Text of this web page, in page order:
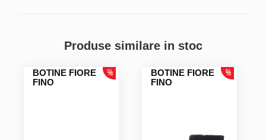
Produse similare in stoc
BOTINE FIORE
FINO
BOTINE FIORE
FINO